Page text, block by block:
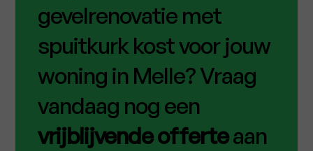
gevelrenovatie met
spuitkurk kost voor jouw
woning in Melle? Vraag
vandaag nog een
vrijblijvende offerteaan